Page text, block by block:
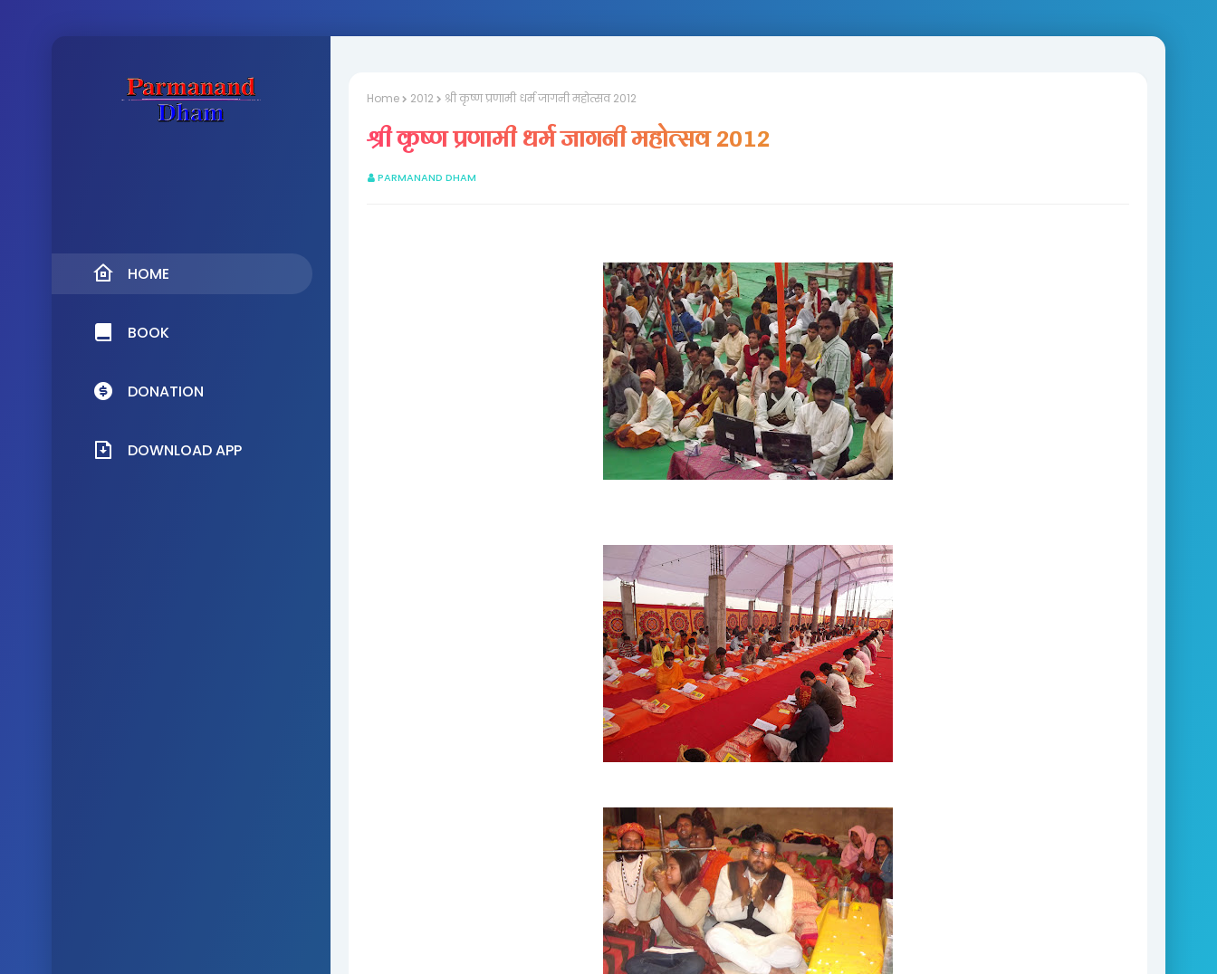
HOME
BOOK
DONATION
DOWNLOAD APP
Home 2012 श्री कृष्ण प्रणामी धर्म जागनी महोत्सव 2012
श्री कृष्ण प्रणामी धर्म जागनी महोत्सव 2012
PARMANAND DHAM